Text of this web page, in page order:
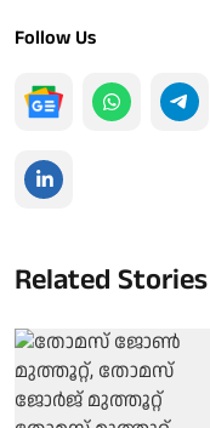
Follow Us
Related Stories